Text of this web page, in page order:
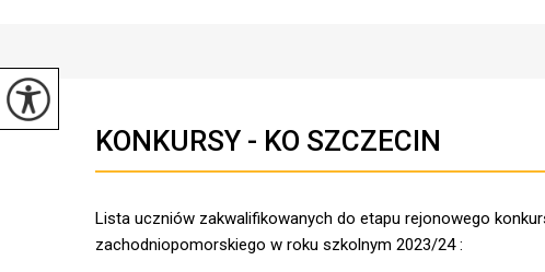
KONKURSY - KO SZCZECIN
Lista uczniów zakwalifikowanych do etapu rejonowego
zachodniopomorskiego w roku szkolnym 2023/24 :